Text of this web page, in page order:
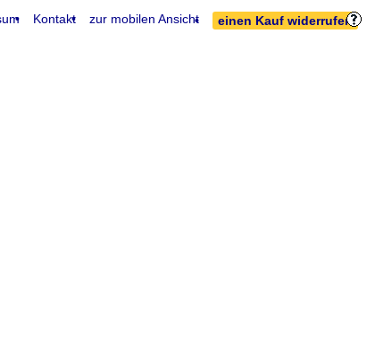
Kontakt zur mobilen Ansicht einen Kauf widerrufen